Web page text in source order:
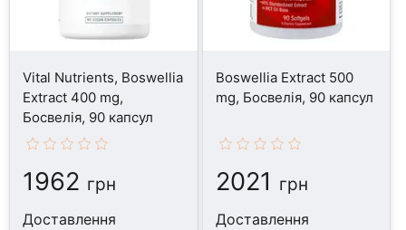
Vital Nutrients, Boswellia
Extract 400 mg,
Босвелія, 90 капсул
1962 грн
Доставлення
Boswellia Extract 500
mg, Босвелія, 90 капсул
2021 грн
Доставлення